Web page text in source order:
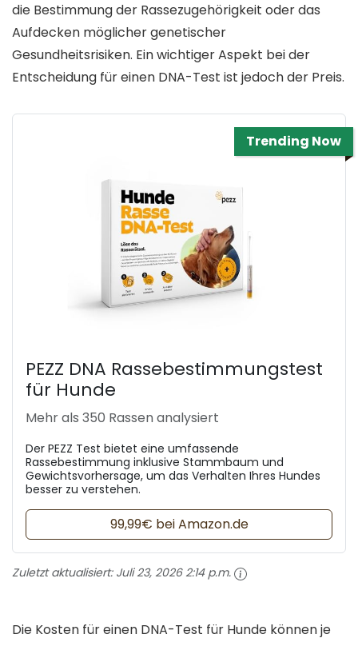
die Bestimmung der Rassezugehörigkeit oder das
Aufdecken möglicher genetischer
Gesundheitsrisiken. Ein wichtiger Aspekt bei der
Entscheidung für einen DNA-Test ist jedoch der Preis.
Trending Now
PEZZ DNA Rassebestimmungstest
für Hunde
Mehr als 350 Rassen analysiert
Der PEZZ Test bietet eine umfassende
Rassebestimmung inklusive Stammbaum und
Gewichtsvorhersage, um das Verhalten Ihres Hundes
besser zu verstehen.
99,99€ bei Amazon.de
Zuletzt aktualisiert: Juli 23, 2026 2:14 p.m.
Die Kosten für einen DNA-Test für Hunde können je